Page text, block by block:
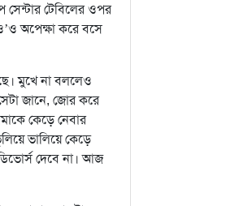
সেন্টার টেবিলের ওপর
অপেক্ষা করে বসে
মুখে না বললেও
জানে, জোর করে
কেড়ে নেবার
ভালিয়ে কেড়ে
দেবে না। আজ